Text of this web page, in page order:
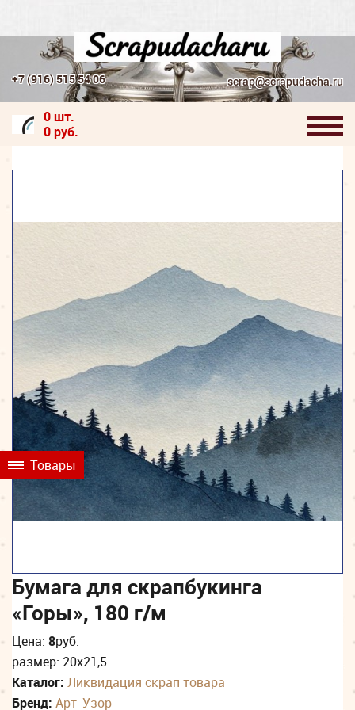
+7 (916) 515 54 06 scrap@scrapudacha.ru
0 шт.
0 руб.
Бумага для скрапбукинга
«Горы», 180 г/м
Цена: 8руб.
размер: 20х21,5
Каталог: Ликвидация скрап товара
Бренд: Арт-Узор
Товары